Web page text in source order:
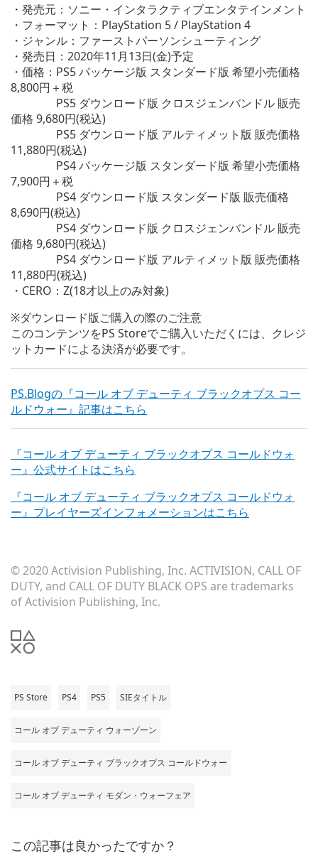
・発売元：ソニー・インタラクティブエンタテインメント
・フォーマット：PlayStation 5 / PlayStation 4
・ジャンル：ファーストパーソンシューティング
・発売日：2020年11月13日(金)予定
・価格：PS5 パッケージ版 スタンダード版 希望小売価格
8,800円＋税
PS5 ダウンロード版 クロスジェンバンドル 販売
価格 9,680円(税込)
PS5 ダウンロード版 アルティメット版 販売価格
11,880円(税込)
PS4 パッケージ版 スタンダード版 希望小売価格
7,900円＋税
PS4 ダウンロード版 スタンダード版 販売価格
8,690円(税込)
PS4 ダウンロード版 クロスジェンバンドル 販売
価格 9,680円(税込)
PS4 ダウンロード版 アルティメット版 販売価格
11,880円(税込)
・CERO：Z(18才以上のみ対象)
※ダウンロード版ご購入の際のご注意
このコンテンツをPS Storeでご購入いただくには、クレジ
ットカードによる決済が必要です。
PS.Blogの『コール オブ デューティ ブラックオプス コー
ルドウォー』記事はこちら
『コール オブ デューティ ブラックオプス コールドウォ
ー』公式サイトはこちら
『コール オブ デューティ ブラックオプス コールドウォ
ー』プレイヤーズインフォメーションはこちら
© 2020 Activision Publishing, Inc. ACTIVISION, CALL OF
DUTY, and CALL OF DUTY BLACK OPS are trademarks
of Activision Publishing, Inc.
PS Store PS4 PS5 SIEタイトル
コール オブ デューティ ウォーゾーン
コール オブ デューティ ブラックオプス コールドウォー
コール オブ デューティ モダン・ウォーフェア
この記事は良かったですか？